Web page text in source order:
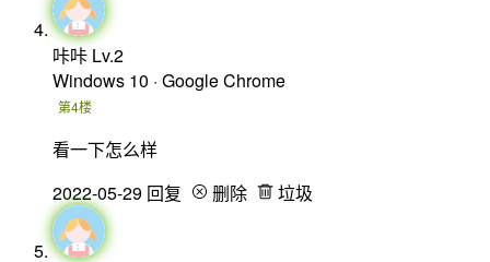
咔咔 Lv.2
Windows 10 · Google Chrome
第4楼
看一下怎么样
2022-05-29 回复 删除 垃圾